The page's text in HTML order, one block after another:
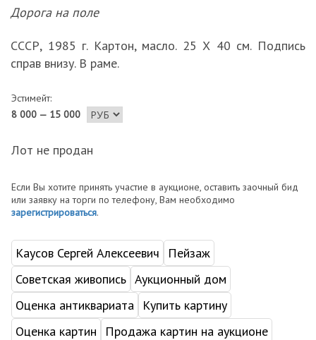
Дорога на поле
СССР, 1985 г. Картон, масло. 25 Х 40 см. Подпись
справ внизу. В раме.
Эстимейт:
8 000 — 15 000
Лот не продан
Если Вы хотите принять участие в аукционе, оставить заочный бид
или заявку на торги по телефону, Вам необходимо
зарегистрироваться.
Каусов Сергей Алексеевич
Пейзаж
Советская живопись Аукционный дом
Оценка антиквариата
Купить картину
Оценка картин
Продажа картин на аукционе